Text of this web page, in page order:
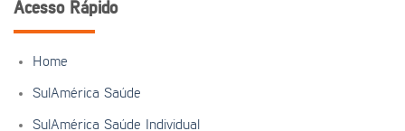
Acesso Rápido
Home
SulAmérica Saúde
SulAmérica Saúde Individual